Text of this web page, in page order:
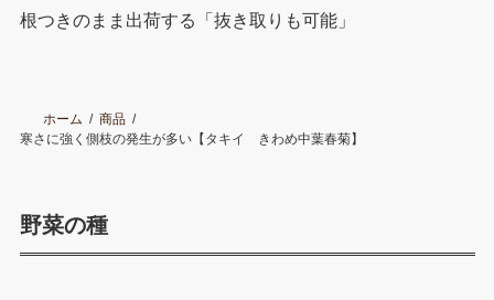
根つきのまま出荷する「抜き取りも可能」
ホーム
商品
寒さに強く側枝の発生が多い【タキイ きわめ中葉春菊】
野菜の種